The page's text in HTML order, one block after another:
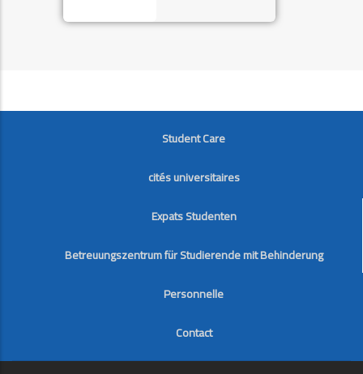
FOOTER
Student Care
cités universitaires
Expats Studenten
Betreuungszentrum für Studierende mit Behinderung
Personnelle
Contact